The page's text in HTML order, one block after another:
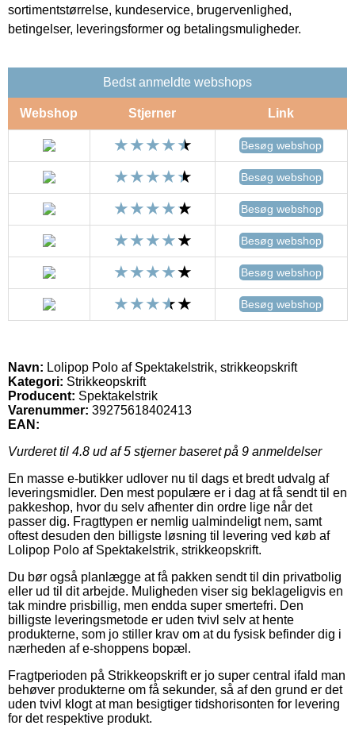
sortimentstørrelse, kundeservice, brugervenlighed,
betingelser, leveringsformer og betalingsmuligheder.
Bedst anmeldte webshops
Webshop Stjerner Link
Besøg webshop
Besøg webshop
Besøg webshop
Besøg webshop
Besøg webshop
Besøg webshop
Navn: Lolipop Polo af Spektakelstrik, strikkeopskrift
Kategori: Strikkeopskrift
Producent: Spektakelstrik
Varenummer: 39275618402413
EAN:
Vurderet til 4.8 ud af 5 stjerner baseret på 9 anmeldelser
En masse e-butikker udlover nu til dags et bredt udvalg af
leveringsmidler. Den mest populære er i dag at få sendt til en
pakkeshop, hvor du selv afhenter din ordre lige når det
passer dig. Fragttypen er nemlig ualmindeligt nem, samt
oftest desuden den billigste løsning til levering ved køb af
Lolipop Polo af Spektakelstrik, strikkeopskrift.
Du bør også planlægge at få pakken sendt til din privatbolig
eller ud til dit arbejde. Muligheden viser sig beklageligvis en
tak mindre prisbillig, men endda super smertefri. Den
billigste leveringsmetode er uden tvivl selv at hente
produkterne, som jo stiller krav om at du fysisk befinder dig i
nærheden af e-shoppens bopæl.
Fragtperioden på Strikkeopskrift er jo super central ifald man
behøver produkterne om få sekunder, så af den grund er det
uden tvivl klogt at man besigtiger tidshorisonten for levering
for det respektive produkt.